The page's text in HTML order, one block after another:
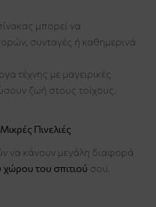
μπορεί να
συνταγές ή καθημερινά
τέχνης με μαγειρικές
ζωή στους τοίχους.
Πινελιές
να κάνουν μεγάλη διαφορά
του σπιτιού σου.